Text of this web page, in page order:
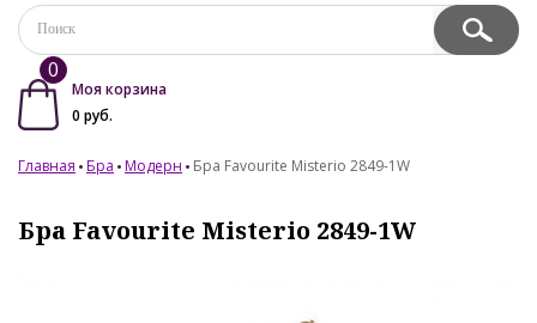
0
Моя корзина
0 руб.
Главная Бра Модерн Бра Favourite Misterio 2849-1W
Бра Favourite Misterio 2849-1W